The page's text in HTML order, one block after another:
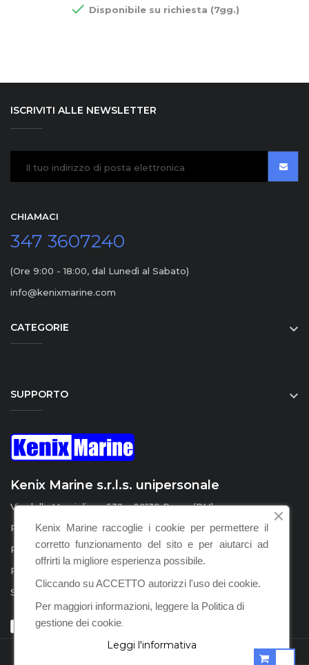
 Disponibile su richiesta (7gg.)
ISCRIVITI ALLE NEWSLETTER
CHIAMACI
347 3607240
(Ore 9:00 - 18:00, dal Lunedì al Sabato)
info@kenixmarine.com
CATEGORIE 
SUPPORTO 
Kenix Marine s.r.l.s. unipersonale
Via della Marcigliana 532 - 00139 Roma (RM)
P.I. / C.F. : IT15555231008
REA : RM – 1598924
PEC :
SDI : KRRH6B9
Kenix Marine raccoglie i cookie per permettere il
corretto funzionamento del sito e per aiutarci ad
offrirti la migliore esperienza possibile.
Cliccando su ACCETTO autorizzi l'uso dei cookie.
Per maggiori informazioni, leggere la Politica di
gestione dei cookie.
Leggi l'informativa